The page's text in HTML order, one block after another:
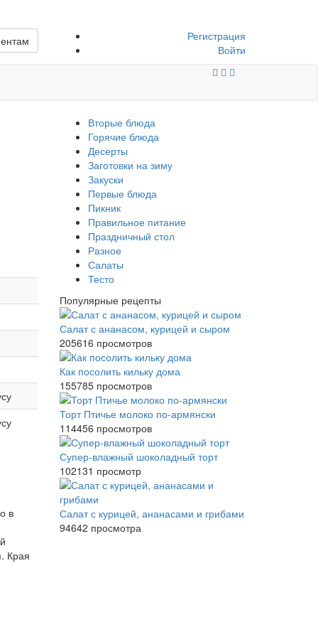
Регистрация
Войти
в
Края
Вторые блюда
Горячие блюда
Десерты
Заготовки на зиму
Закуски
Первые блюда
Пикник
Правильное питание
Праздничный стол
Разное
Салаты
Тесто
Популярные рецепты
Салат с ананасом, курицей и сыром
205616 просмотров
Как посолить кильку дома
155785 просмотров
Торт Птичье молоко по-армянски
114456 просмотров
Супер-влажный шоколадный торт
102131 просмотр
Салат с курицей, ананасами и грибами
94642 просмотра